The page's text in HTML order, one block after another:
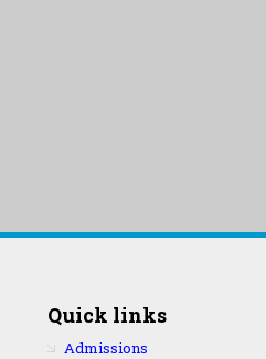
Quick links
Admissions